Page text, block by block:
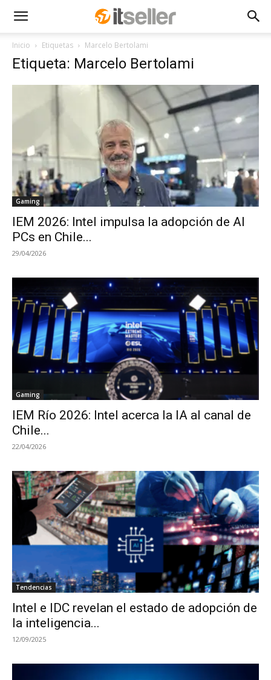
Inicio Etiquetas Marcelo Bertolami
Etiqueta: Marcelo Bertolami
Gaming
IEM 2026: Intel impulsa la adopción de AI
PCs en Chile...
29/04/2026
Gaming
IEM Río 2026: Intel acerca la IA al canal de
Chile...
22/04/2026
Tendencias
Intel e IDC revelan el estado de adopción de
la inteligencia...
12/09/2025